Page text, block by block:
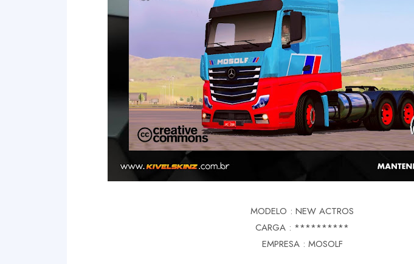
MODELO : NEW ACTROS
CARGA : **********
EMPRESA : MOSOLF